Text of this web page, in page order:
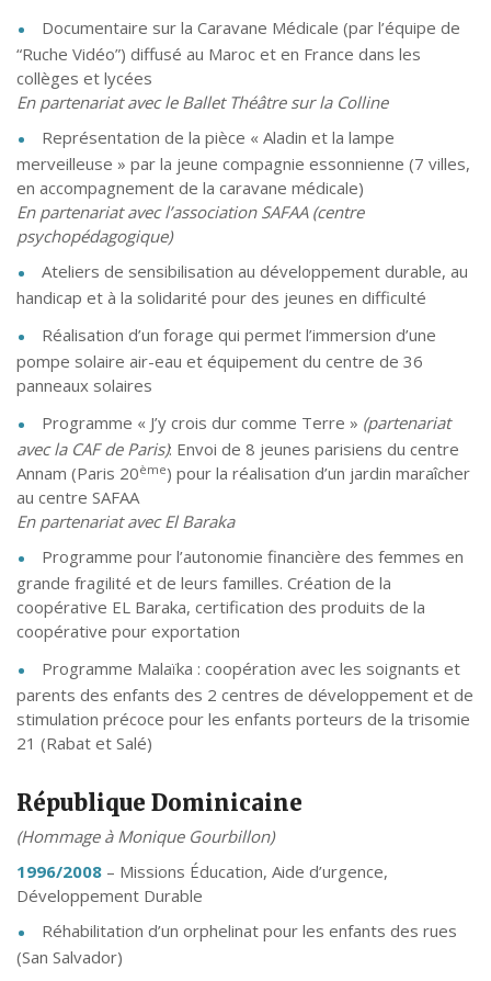
Documentaire sur la Caravane Médicale (par l’équipe de
“Ruche Vidéo”) diffusé au Maroc et en France dans les
collèges et lycées
En partenariat avec le Ballet Théâtre sur la Colline
Représentation de la pièce « Aladin et la lampe
merveilleuse » par la jeune compagnie essonnienne (7 villes,
en accompagnement de la caravane médicale)
En partenariat avec l’association SAFAA (centre
psychopédagogique)
Ateliers de sensibilisation au développement durable, au
handicap et à la solidarité pour des jeunes en difficulté
Réalisation d’un forage qui permet l’immersion d’une
pompe solaire air-eau et équipement du centre de 36
panneaux solaires
Programme « J’y crois dur comme Terre » (partenariat
avec la CAF de Paris): Envoi de 8 jeunes parisiens du centre
Annam (Paris 20ème) pour la réalisation d’un jardin maraîcher
au centre SAFAA
En partenariat avec El Baraka
Programme pour l’autonomie financière des femmes en
grande fragilité et de leurs familles. Création de la
coopérative EL Baraka, certification des produits de la
coopérative pour exportation
Programme Malaïka : coopération avec les soignants et
parents des enfants des 2 centres de développement et de
stimulation précoce pour les enfants porteurs de la trisomie
21 (Rabat et Salé)
République Dominicaine
(Hommage à Monique Gourbillon)
1996/2008 – Missions Éducation, Aide d’urgence,
Développement Durable
Réhabilitation d’un orphelinat pour les enfants des rues
(San Salvador)